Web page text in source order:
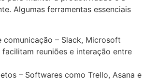
Algumas ferramentas essenciais
comunicação – Slack, Microsoft
facilitam reuniões e interação entre
– Softwares como Trello, Asana e